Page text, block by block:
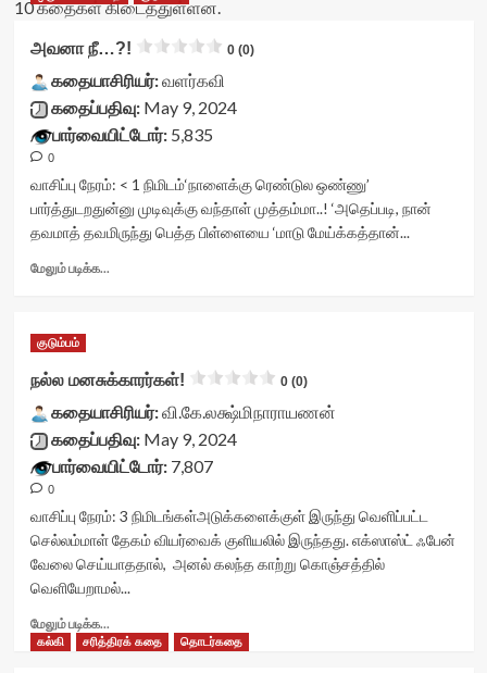
10 கதைகள் கிடைத்துள்ளன.
அவனா நீ…?! 0 (0)
கதையாசிரியர்:வளர்கவி
கதைப்பதிவு:May 9, 2024
பார்வையிட்டோர்:5,835
0
வாசிப்பு நேரம்: < 1 நிமிடம்‘நாளைக்கு ரெண்டுல ஒண்ணு’
பார்த்துடறதுன்னு முடிவுக்கு வந்தாள் முத்தம்மா..! ‘அதெப்படி, நான்
தவமாத் தவமிருந்து பெத்த பிள்ளையை ‘மாடு மேய்க்கத்தான்...
மேலும் படிக்க...
<div
class="yasr-
vv-
stars-
title-
container">
class='yasr-
stars-
title
yasr-
rater-
id='yasr-
குடும்பம்
நல்ல மனசுக்காரர்கள்! 0 (0)
கதையாசிரியர்:வி.கே.லக்ஷ்மிநாராயணன்
கதைப்பதிவு:May 9, 2024
பார்வையிட்டோர்:7,807
0
வாசிப்பு நேரம்: 3 நிமிடங்கள்அடுக்களைக்குள் இருந்து வெளிப்பட்ட
செல்லம்மாள் தேகம் வியர்வைக் குளியலில் இருந்தது. எக்ஸாஸ்ட் ஃபேன்
வேலை செய்யாததால், அனல் கலந்த காற்று கொஞ்சத்தில்
வெளியேறாமல்...
மேலும் படிக்க...
more
கல்கி சரித்திரக் கதை தொடர்கதை